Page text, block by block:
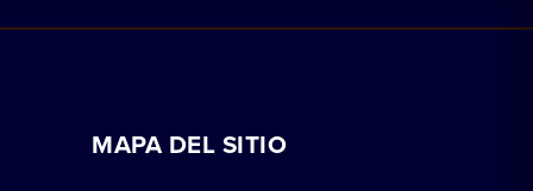
Ver escuelas
Reserva un alojamiento en familia
Reservas para grupos
Cómo reservar
MAPA DEL SITIO